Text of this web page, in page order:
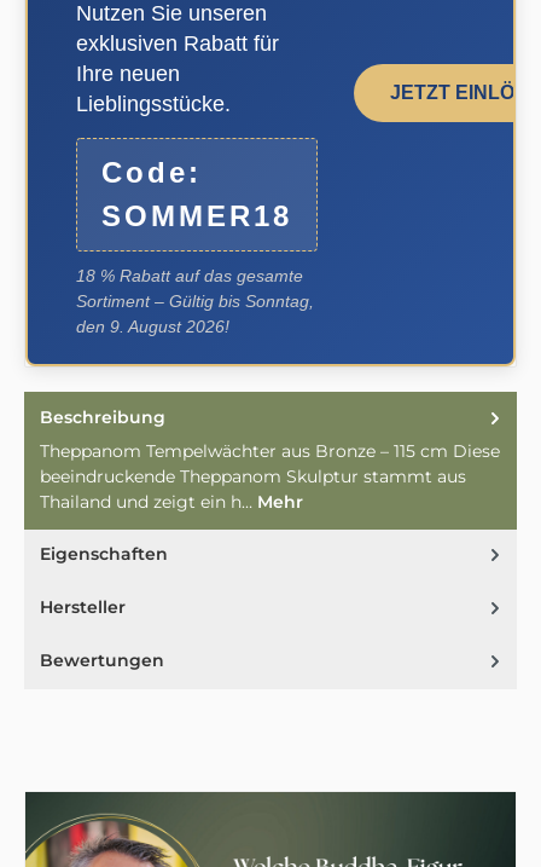
Nutzen Sie unseren
exklusiven Rabatt für
Ihre neuen
Lieblingsstücke.
Code:
SOMMER18
18 % Rabatt auf das gesamte
Sortiment – Gültig bis Sonntag,
den 9. August 2026!
JETZT
Beschreibung
Theppanom Tempelwächter aus Bronze – 115 cm Diese
beeindruckende Theppanom Skulptur stammt aus
Thailand und zeigt ein h… Mehr
Eigenschaften
Hersteller
Bewertungen